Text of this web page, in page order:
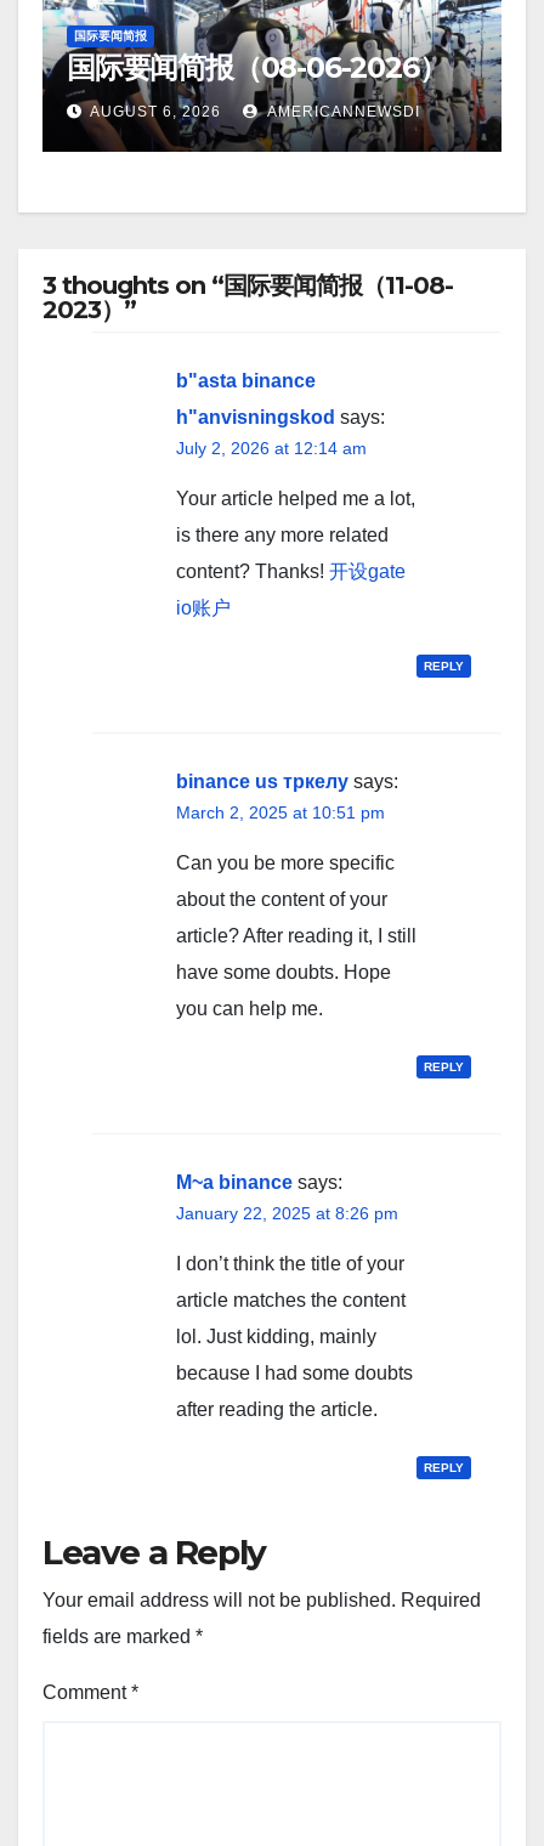
国际要闻简报
国际要闻简报（08-06-2026）
AUGUST 6, 2026 AMERICANNEWSDI
3 thoughts on “国际要闻简报（11-08-
2023）”
b"asta binance
h"anvisningskod says:
July 2, 2026 at 12:14 am
Your article helped me a lot,
is there any more related
content? Thanks! 开设gate
io账户
REPLY
binance us тркелу says:
March 2, 2025 at 10:51 pm
Can you be more specific
about the content of your
article? After reading it, I still
have some doubts. Hope
you can help me.
REPLY
M~a binance says:
January 22, 2025 at 8:26 pm
I don’t think the title of your
article matches the content
lol. Just kidding, mainly
because I had some doubts
after reading the article.
REPLY
Leave a Reply
Your email address will not be published. Required
fields are marked *
Comment*